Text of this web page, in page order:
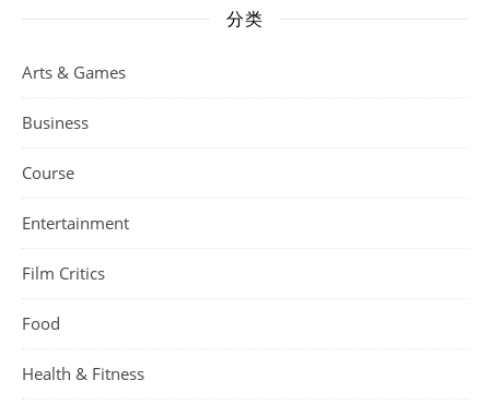
分类
Arts & Games
Business
Course
Entertainment
Film Critics
Food
Health & Fitness